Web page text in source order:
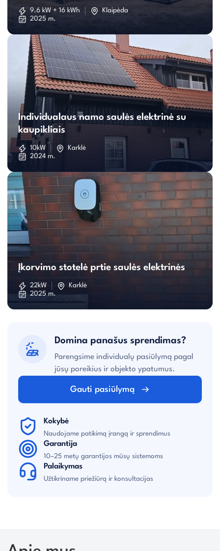
kaupikliu
9.6 kW + 16 kWh
Klaipėda
2025 m.
Individualaus
namo
saulės
elektrinė
su
kaupikliais
Individualaus namo saulės elektrinė su
kaupikliais
10kW
Karklė
2024 m.
Įkorvimo
stotelė
Įkorvimo stotelė prtie saulės elektrinės
22kW
Karklė
2025 m.
Domina panašus sprendimas?
Parengsime individualų pasiūlymą pagal
jūsų poreikius ir objekto ypatumus.
Gauti pasiūlymą
Kokybė
Naudojame patikimą įrangą ir sprendimus
Garantija
10–25 metų garantijos mūsų sistemoms
Palaikymas
Užtikriname priežiūrą ir konsultacijas